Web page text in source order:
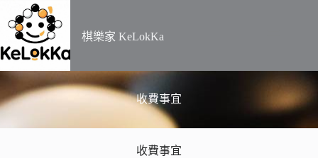
​棋樂家 KeLokKa
收費事宜
收費事宜